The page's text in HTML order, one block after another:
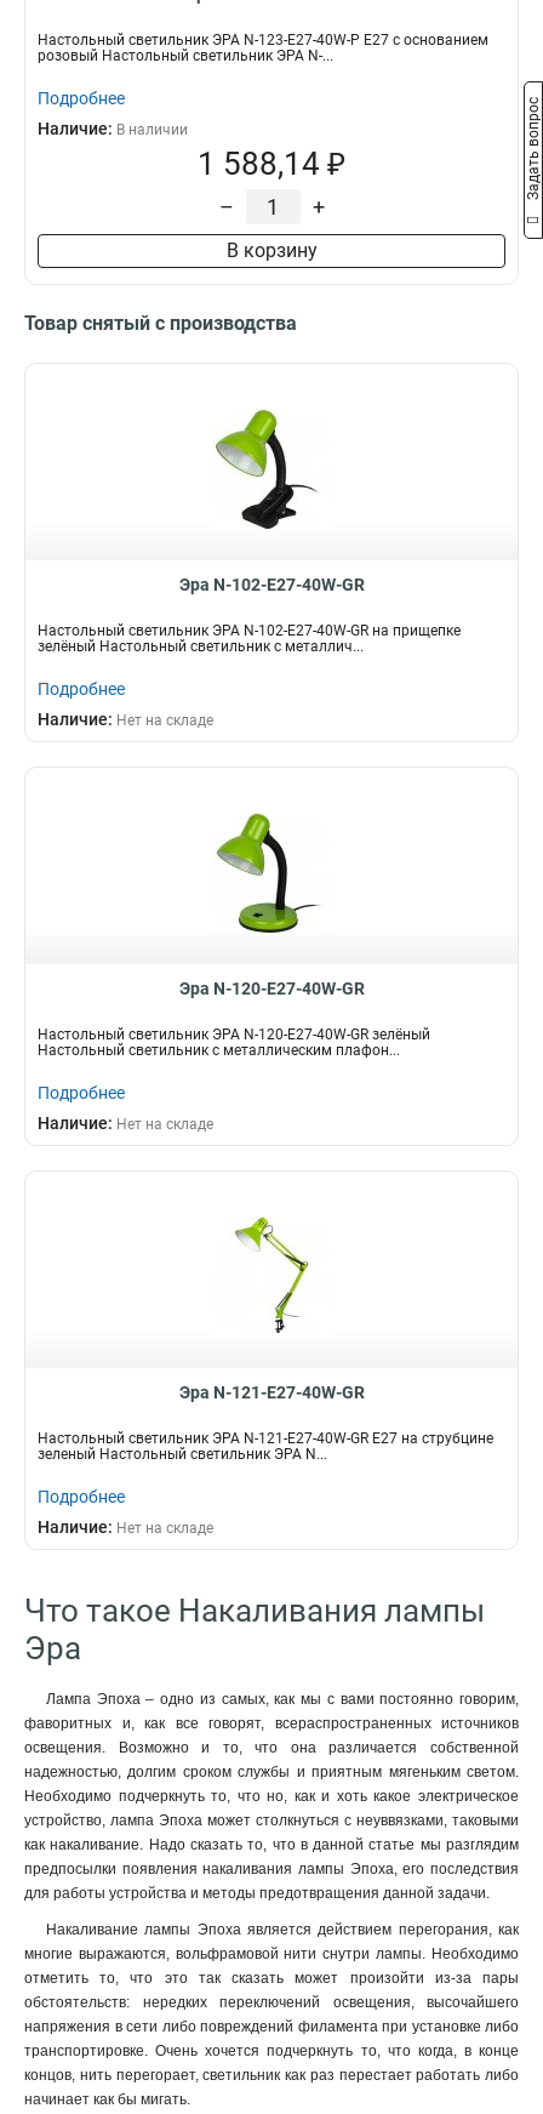
Настольный светильник ЭРА N-123-E27-40W-P Е27 с основанием
розовый Настольный светильник ЭРА N-...
Подробнее
Наличие: В наличии
1 588,14 ₽
– +
В корзину
Товар снятый с производства
Эра N-102-Е27-40W-GR
Настольный светильник ЭРА N-102-Е27-40W-GR на прищепке
зелёный Настольный светильник с металлич...
Подробнее
Наличие: Нет на складе
Эра N-120-Е27-40W-GR
Настольный светильник ЭРА N-120-Е27-40W-GR зелёный
Настольный светильник с металлическим плафон...
Подробнее
Наличие: Нет на складе
Эра N-121-E27-40W-GR
Настольный светильник ЭРА N-121-E27-40W-GR Е27 на струбцине
зеленый Настольный светильник ЭРА N...
Подробнее
Наличие: Нет на складе
Что такое Накаливания лампы
Эра
Лампа Эпоха – одно из самых, как мы с вами постоянно говорим,
фаворитных и, как все говорят, всераспространенных источников
освещения. Возможно и то, что она различается собственной
надежностью, долгим сроком службы и приятным мягеньким светом.
Необходимо подчеркнуть то, что но, как и хоть какое электрическое
устройство, лампа Эпоха может столкнуться с неуввязками, таковыми
как накаливание. Надо сказать то, что в данной статье мы разглядим
предпосылки появления накаливания лампы Эпоха, его последствия
для работы устройства и методы предотвращения данной задачи.
Накаливание лампы Эпоха является действием перегорания, как
многие выражаются, вольфрамовой нити снутри лампы. Необходимо
отметить то, что это так сказать может произойти из-за пары
обстоятельств: нередких переключений освещения, высочайшего
напряжения в сети либо повреждений филамента при установке либо
транспортировке. Очень хочется подчеркнуть то, что когда, в конце
концов, нить перегорает, светильник как раз перестает работать либо
начинает как бы мигать.
Задать вопрос